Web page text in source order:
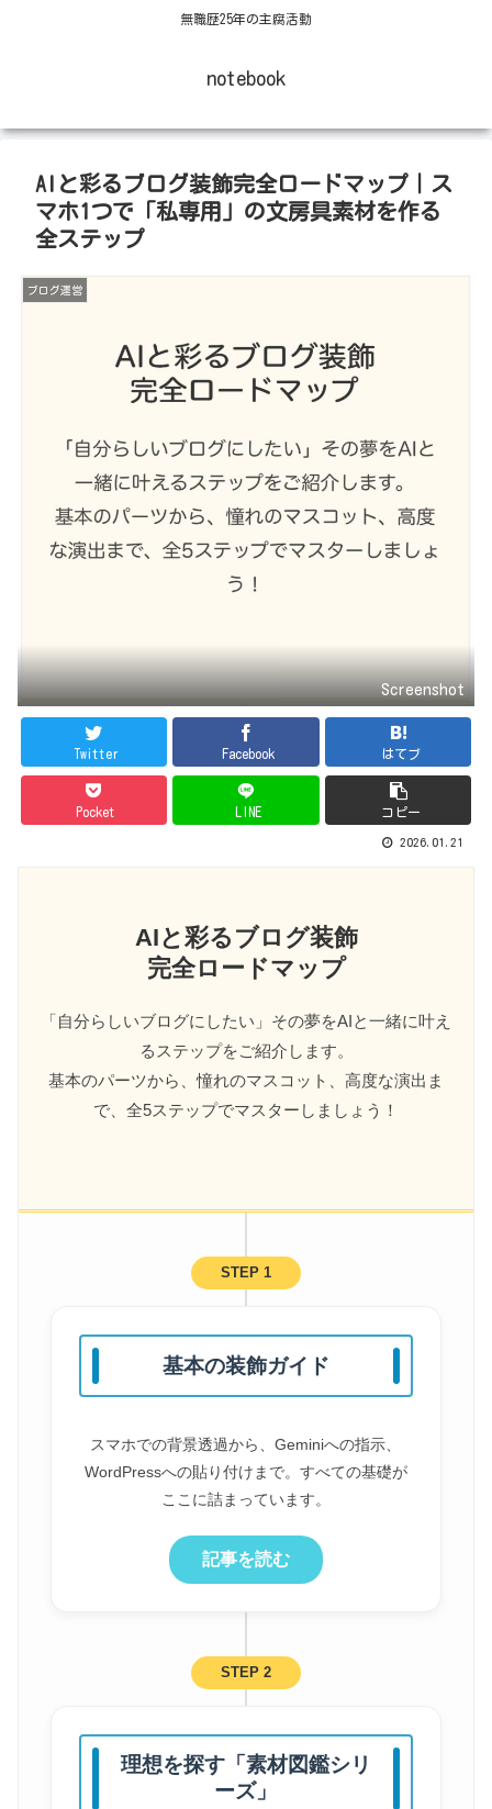
無職歴25年の主腐活動
notebook
AIと彩るブログ装飾完全ロードマップ｜ス
マホ1つで「私専用」の文房具素材を作る
全ステップ
ブログ運営
Screenshot
Twitter Facebook はてブ
Pocket LINE コピー
2026.01.21
AIと彩るブログ装飾
完全ロードマップ
「自分らしいブログにしたい」その夢をAIと一緒に叶え
るステップをご紹介します。
基本のパーツから、憧れのマスコット、高度な演出ま
で、全5ステップでマスターしましょう！
STEP 1
基本の装飾ガイド
スマホでの背景透過から、Geminiへの指示、
WordPressへの貼り付けまで。すべての基礎が
ここに詰まっています。
記事を読む
STEP 2
理想を探す「素材図鑑シリ
ーズ」